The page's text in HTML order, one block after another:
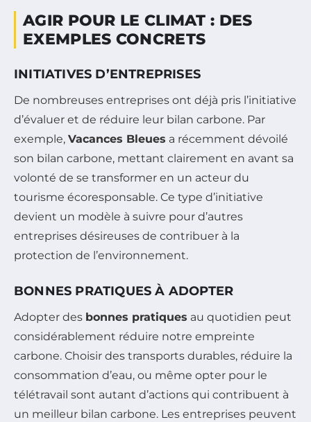
AGIR POUR LE CLIMAT : DES
EXEMPLES CONCRETS
INITIATIVES D’ENTREPRISES
De nombreuses entreprises ont déjà pris l’initiative
d’évaluer et de réduire leur bilan carbone. Par
exemple, Vacances Bleues a récemment dévoilé
son bilan carbone, mettant clairement en avant sa
volonté de se transformer en un acteur du
tourisme écoresponsable. Ce type d’initiative
devient un modèle à suivre pour d’autres
entreprises désireuses de contribuer à la
protection de l’environnement.
BONNES PRATIQUES À ADOPTER
Adopter des bonnes pratiques au quotidien peut
considérablement réduire notre empreinte
carbone. Choisir des transports durables, réduire la
consommation d’eau, ou même opter pour le
télétravail sont autant d’actions qui contribuent à
un meilleur bilan carbone. Les entreprises peuvent